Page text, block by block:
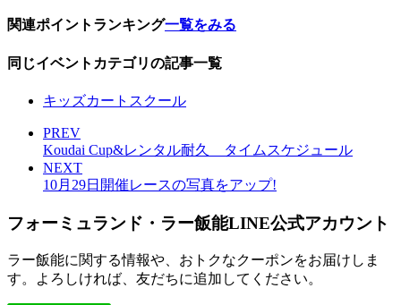
関連ポイントランキング一覧をみる
同じイベントカテゴリの記事一覧
キッズカートスクール
PREV
Koudai Cup&レンタル耐久 タイムスケジュール
NEXT
10月29日開催レースの写真をアップ!
フォーミュランド・ラー飯能LINE公式アカウント
ラー飯能に関する情報や、おトクなクーポンをお届けしま
す。よろしければ、友だちに追加してください。